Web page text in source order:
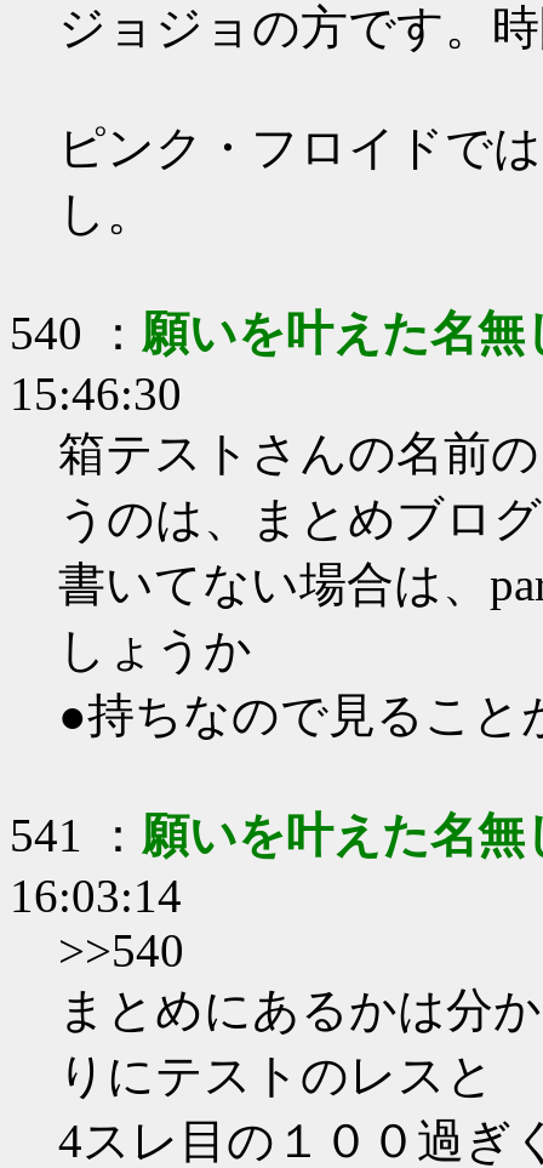
ジョジョの方です。
ピンク・フロイドで
し。
540 ： 願いを叶えた名無
15:46:30
箱テストさんの名前
うのは、まとめブロ
書いてない場合は、
しょうか
●持ちなので見ること
541 ： 願いを叶えた名無
16:03:14
>>540
まとめにあるかは分
りにテストのレスと
4スレ目の１００過ぎ